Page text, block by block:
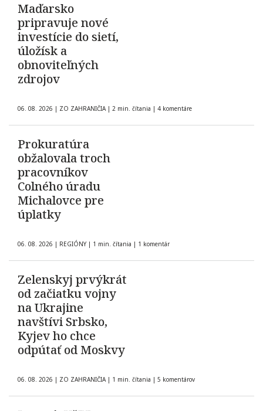
Maďarsko
pripravuje nové
investície do sietí,
úložísk a
obnoviteľných
zdrojov
06. 08. 2026 | ZO ZAHRANIČIA | 2 min. čítania | 4 komentáre
Prokuratúra
obžalovala troch
pracovníkov
Colného úradu
Michalovce pre
úplatky
06. 08. 2026 | REGIÓNY | 1 min. čítania | 1 komentár
Zelenskyj prvýkrát
od začiatku vojny
na Ukrajine
navštívi Srbsko,
Kyjev ho chce
odpútať od Moskvy
06. 08. 2026 | ZO ZAHRANIČIA | 1 min. čítania | 5 komentárov